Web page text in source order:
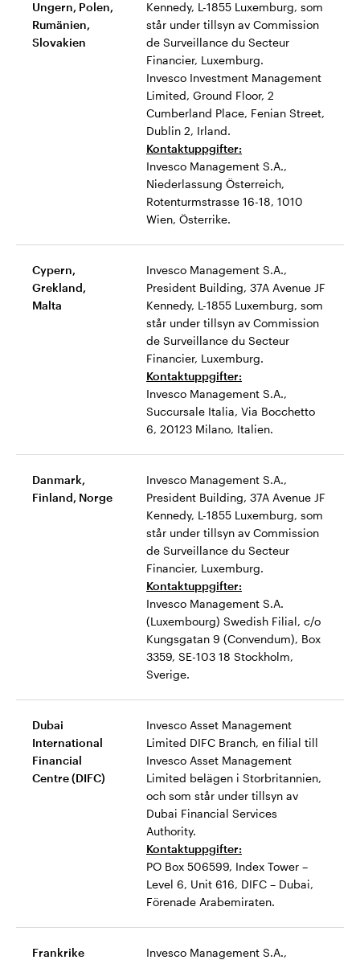
Ungern, Polen,
Rumänien,
Slovakien
Kennedy, L-1855 Luxemburg, som
står under tillsyn av Commission
de Surveillance du Secteur
Financier, Luxemburg.
Invesco Investment Management
Limited, Ground Floor, 2
Cumberland Place, Fenian Street,
Dublin 2, Irland.
Kontaktuppgifter:
Invesco Management S.A.,
Niederlassung Österreich,
Rotenturmstrasse 16-18, 1010
Wien, Österrike.
Cypern,
Grekland,
Malta
Invesco Management S.A.,
President Building, 37A Avenue JF
Kennedy, L-1855 Luxemburg, som
står under tillsyn av Commission
de Surveillance du Secteur
Financier, Luxemburg.
Kontaktuppgifter:
Invesco Management S.A.,
Succursale Italia, Via Bocchetto
6, 20123 Milano, Italien.
Danmark,
Finland, Norge
Invesco Management S.A.,
President Building, 37A Avenue JF
Kennedy, L-1855 Luxemburg, som
står under tillsyn av Commission
de Surveillance du Secteur
Financier, Luxemburg.
Kontaktuppgifter:
Invesco Management S.A.
(Luxembourg) Swedish Filial, c/o
Kungsgatan 9 (Convendum), Box
3359, SE-103 18 Stockholm,
Sverige.
Dubai
International
Financial
Centre (DIFC)
Invesco Asset Management
Limited DIFC Branch, en filial till
Invesco Asset Management
Limited belägen i Storbritannien,
och som står under tillsyn av
Dubai Financial Services
Authority.
Kontaktuppgifter:
PO Box 506599, Index Tower –
Level 6, Unit 616, DIFC – Dubai,
Förenade Arabemiraten.
Frankrike
Invesco Management S.A.,